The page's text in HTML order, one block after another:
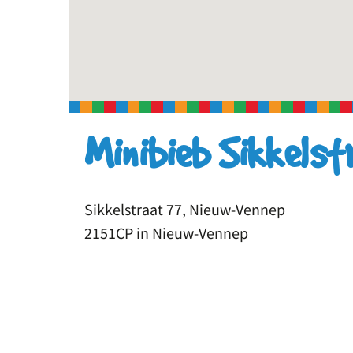
Minibieb
Sikkelstraat 77, Nieuw-Vennep
2151CP in Nieuw-Vennep